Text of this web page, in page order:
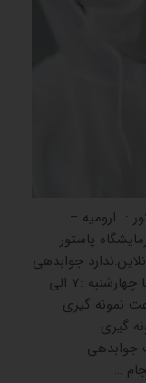
: ارومیه –
پاستور
جوابدهی
آنلاین :ندارد ساعات کاری ساعت کار: شنبه تا چهارشنبه :7 الی
ساعت نمونه گیری
ساعت نمونه گیری
تا ساعت18:00 ساعت جوابدهی